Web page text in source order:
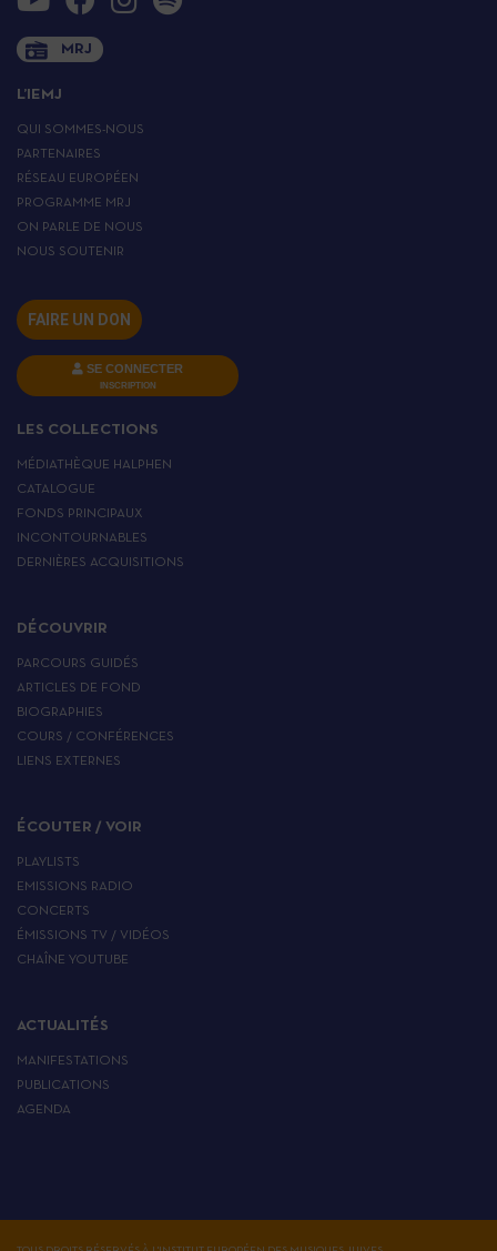
MRJ
L’IEMJ
QUI SOMMES-NOUS
PARTENAIRES
RÉSEAU EUROPÉEN
PROGRAMME MRJ
ON PARLE DE NOUS
NOUS SOUTENIR
FAIRE UN DON
SE CONNECTER
INSCRIPTION
LES COLLECTIONS
MÉDIATHÈQUE HALPHEN
CATALOGUE
FONDS PRINCIPAUX
INCONTOURNABLES
DERNIÈRES ACQUISITIONS
DÉCOUVRIR
PARCOURS GUIDÉS
ARTICLES DE FOND
BIOGRAPHIES
COURS / CONFÉRENCES
LIENS EXTERNES
ÉCOUTER / VOIR
PLAYLISTS
EMISSIONS RADIO
CONCERTS
ÉMISSIONS TV / VIDÉOS
CHAÎNE YOUTUBE
ACTUALITÉS
MANIFESTATIONS
PUBLICATIONS
AGENDA